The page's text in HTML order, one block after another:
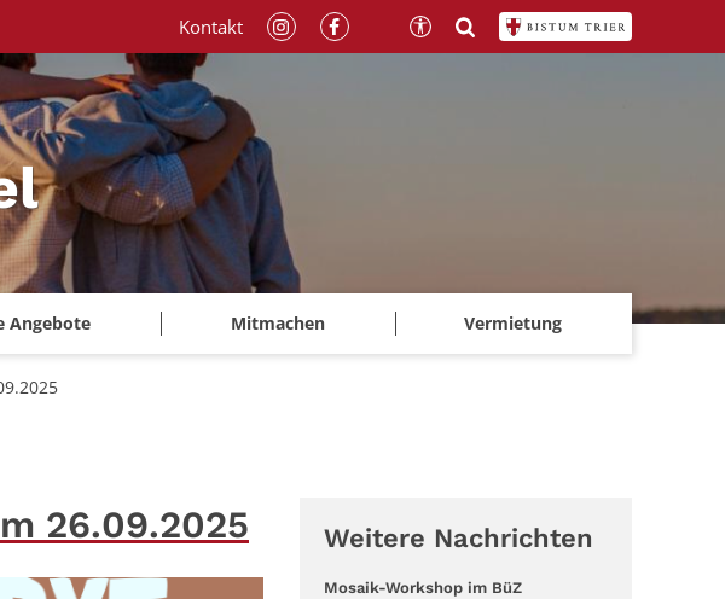
Angebote Mitmachen Vermietung
Kontakt
26.09.2025 Weitere Nachrichten
Mosaik-Workshop im BüZ: